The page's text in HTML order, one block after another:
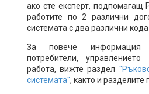
ако сте експерт, подпомагащ
работите по 2 различни
системата с два различни кода
За повече информация
потребители,
работа, вижте раздел
системата", както и разделите